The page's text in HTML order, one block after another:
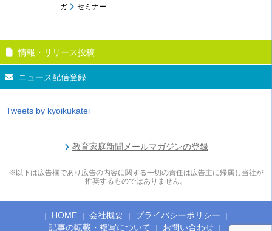
ガ
セミナー
情報・リリース投稿
ニュース配信登録
Tweets by kyoikukatei
教育家庭新聞メールマガジンの登録
※以下は広告欄であり広告の内容に関する一切の責任は広告主に帰属し当社が
推奨するものではありません。
HOME 会社概要
プライバシーポリシー
記事の転載・複写について
お問い合わせ